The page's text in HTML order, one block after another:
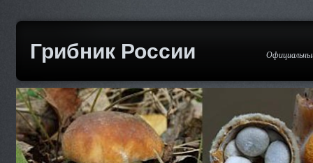
Грибник России